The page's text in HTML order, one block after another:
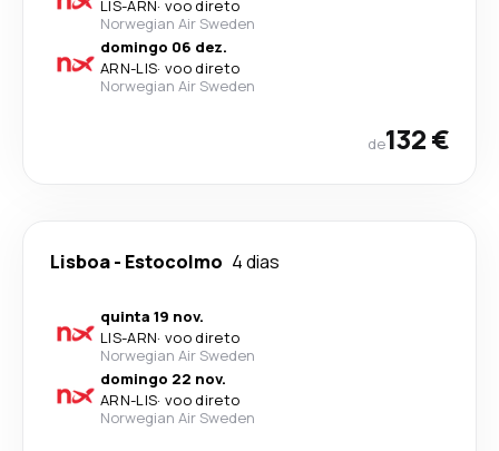
LIS-ARN· voo direto
Norwegian Air Sweden
domingo 06 dez.
ARN-LIS· voo direto
Norwegian Air Sweden
de132 €
Lisboa- Estocolmo 4 dias
quinta 19 nov.
LIS-ARN· voo direto
Norwegian Air Sweden
domingo 22 nov.
ARN-LIS· voo direto
Norwegian Air Sweden